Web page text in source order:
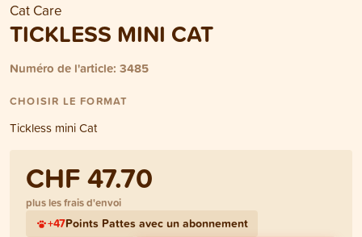
Cat Care
TICKLESS MINI CAT
Numéro de l'article: 3485
CHOISIR LE FORMAT
Tickless mini Cat
CHF 47.70
plus les frais d'envoi
+47Points Pattes avec un abonnement